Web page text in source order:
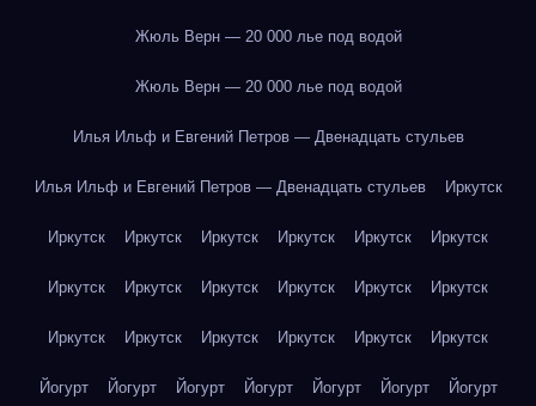
Жюль Верн — 20 000 лье под водой
Жюль Верн — 20 000 лье под водой
Илья Ильф и Евгений Петров — Двенадцать стульев
Илья Ильф и Евгений Петров — Двенадцать стульев Иркутск
Иркутск Иркутск Иркутск Иркутск Иркутск Иркутск
Иркутск Иркутск Иркутск Иркутск Иркутск Иркутск
Иркутск Иркутск Иркутск Иркутск Иркутск Иркутск
Йогурт Йогурт Йогурт Йогурт Йогурт Йогурт Йогурт